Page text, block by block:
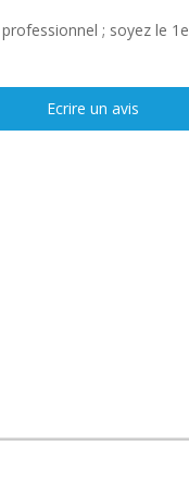
; soyez le
Ecrire un avis